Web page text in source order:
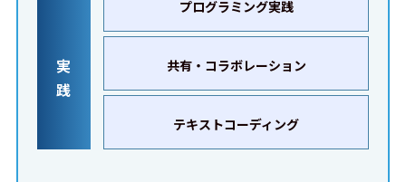
実
践
プログラミング実践
共有・コラボレーション
テキストコーディング